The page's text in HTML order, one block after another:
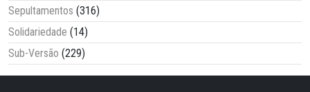
Sepultamentos (316)
Solidariedade (14)
Sub-Versão (229)